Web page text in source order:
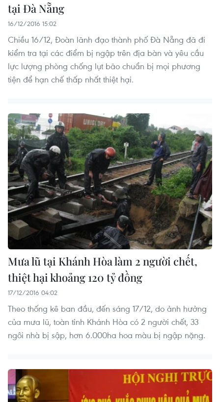
tại Đà Nẵng
16/12/2016 15:02
Chiều 16/12, Đoàn lãnh đạo thành phố Đà Nẵng đã đi
kiểm tra tại các điểm bị ngập trên địa bàn và yêu cầu
lực lượng phòng chống lụt bão chuẩn bị mọi phương
tiện để hạn chế thấp nhất thiệt hại.
Mưa lũ tại Khánh Hòa làm 2 người chết,
thiệt hại khoảng 120 tỷ đồng
17/12/2016 04:02
Theo thống kê ban đầu, đến sáng 17/12, do ảnh hưởng
của mưa lũ, toàn tỉnh Khánh Hòa có 2 người chết, 33
ngôi nhà bị sập, hơn 6.000ha hoa màu bị ngập nặng.